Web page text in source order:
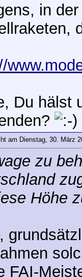
in
Du hälst
am Dienstag, 30. März
zu
Höhe
FAI-